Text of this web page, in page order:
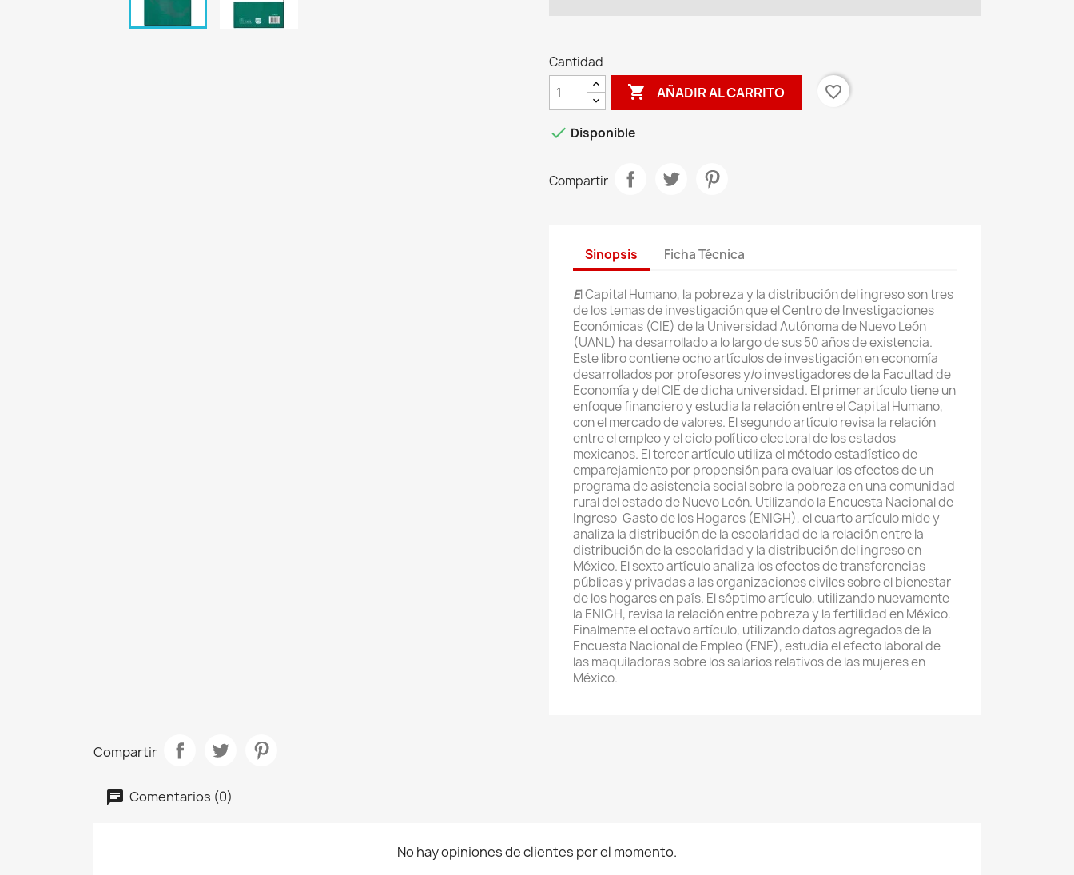
Cantidad
 AÑADIR AL CARRITO favorite_border
 Disponible
Compartir
Sinopsis Ficha Técnica
El Capital Humano, la pobreza y la distribución del ingreso son tres
de los temas de investigación que el Centro de Investigaciones
Económicas (CIE) de la Universidad Autónoma de Nuevo León
(UANL) ha desarrollado a lo largo de sus 50 años de existencia.
Este libro contiene ocho artículos de investigación en economía
desarrollados por profesores y/o investigadores de la Facultad de
Economía y del CIE de dicha universidad. El primer artículo tiene un
enfoque financiero y estudia la relación entre el Capital Humano,
con el mercado de valores. El segundo artículo revisa la relación
entre el empleo y el ciclo político electoral de los estados
mexicanos. El tercer artículo utiliza el método estadístico de
emparejamiento por propensión para evaluar los efectos de un
programa de asistencia social sobre la pobreza en una comunidad
rural del estado de Nuevo León. Utilizando la Encuesta Nacional de
Ingreso-Gasto de los Hogares (ENIGH), el cuarto artículo mide y
analiza la distribución de la escolaridad de la relación entre la
distribución de la escolaridad y la distribución del ingreso en
México. El sexto artículo analiza los efectos de transferencias
públicas y privadas a las organizaciones civiles sobre el bienestar
de los hogares en país. El séptimo artículo, utilizando nuevamente
la ENIGH, revisa la relación entre pobreza y la fertilidad en México.
Finalmente el octavo artículo, utilizando datos agregados de la
Encuesta Nacional de Empleo (ENE), estudia el efecto laboral de
las maquiladoras sobre los salarios relativos de las mujeres en
México.
Compartir
Comentarios (0)
No hay opiniones de clientes por el momento.